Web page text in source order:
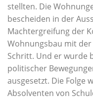
stellten. Die
bescheiden in der
Machtergreifung der
Wohnungsbau mit
Schritt. Und er wurde
politischer
ausgesetzt. Die Folge
Absolventen von